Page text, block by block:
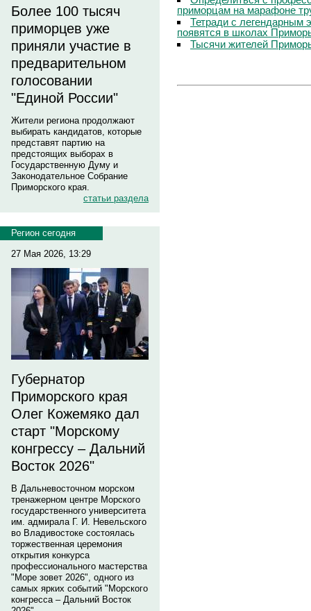
Более 100 тысяч
приморцев уже
приняли участие в
предварительном
голосовании
"Единой России"
Жители региона продолжают
выбирать кандидатов, которые
представят партию на
предстоящих выборах в
Государственную Думу и
Законодательное Собрание
Приморского края.
статьи раздела
Регион сегодня
27 Мая 2026, 13:29
Губернатор
Приморского края
Олег Кожемяко дал
старт "Морскому
конгрессу – Дальний
Восток 2026"
В Дальневосточном морском
тренажерном центре Морского
государственного университета
им. адмирала Г. И. Невельского
во Владивостоке состоялась
торжественная церемония
открытия конкурса
профессионального мастерства
"Море зовет 2026", одного из
самых ярких событий "Морского
конгресса – Дальний Восток
приморцам на марафоне
Тетради с легендарным
появятся в школах
Тысячи жителей